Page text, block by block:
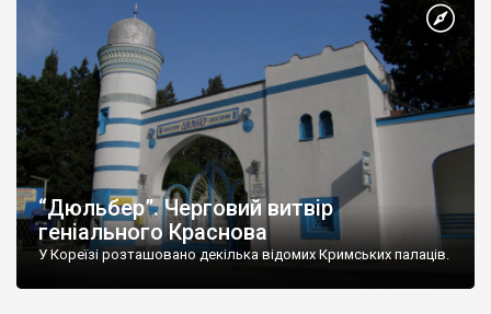
“Дюльбер”. Черговий витвір
геніального Краснова
У Кореїзі розташовано декілька відомих Кримських палаців.